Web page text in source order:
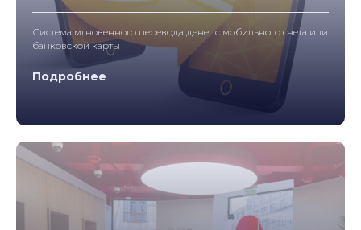
Система мгновенного перевода денег с мобильного счета или
банковской карты
Подробнее